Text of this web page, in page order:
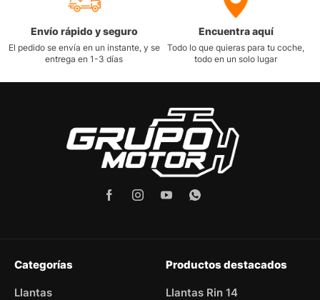
Envío rápido y seguro
El pedido se envía en un instante, y se
entrega en 1-3 días
Encuentra aquí
Todo lo que quieras para tu coche,
todo en un solo lugar
Categorías
Llantas
Productos destacados
Llantas Rin 14